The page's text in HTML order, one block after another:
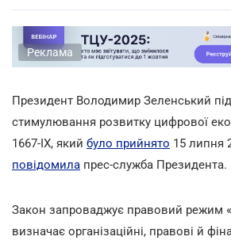
Реклама
Президент Володимир Зеленський
стимулювання розвитку цифрової
1667-ІХ, який було прийнято 15 липня
повідомила прес-служба Президента.
Закон запроваджує правовий режим
визначає організаційні, правові й